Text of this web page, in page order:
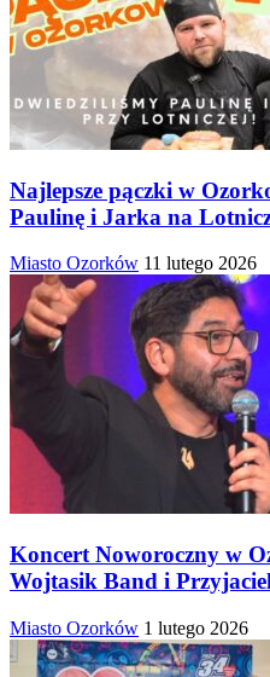
Najlepsze pączki w
Paulinę i Jarka na
Miasto Ozorków 11 lutego 2026
Koncert Noworoczny w
Wojtasik Band i
Miasto Ozorków 1 lutego 2026